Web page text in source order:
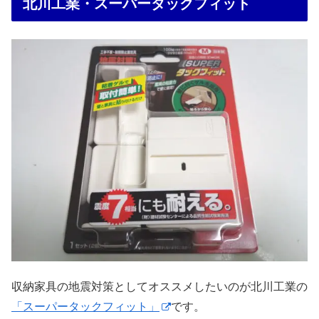
北川工業・スーパータックフィット
収納家具の地震対策としてオススメしたいのが北川工業の
「スーパータックフィット」
です。